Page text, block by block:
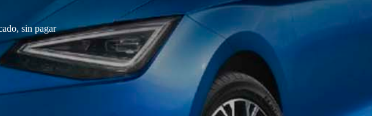
sin pagar